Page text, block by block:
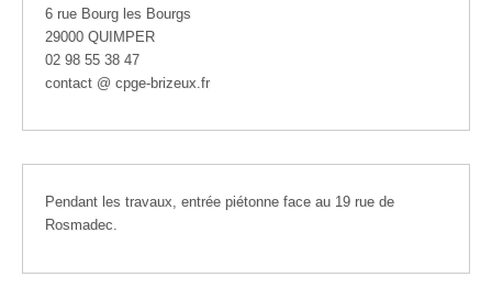
6 rue Bourg les Bourgs
29000 QUIMPER
02 98 55 38 47
contact @ cpge-brizeux.fr
Pendant les travaux, entrée piétonne face au 19 rue de
Rosmadec.